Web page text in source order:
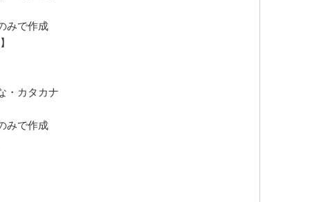
みで作成
・カタカナ
みで作成